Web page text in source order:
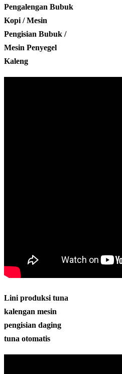
Pengalengan Bubuk
Kopi / Mesin
Pengisian Bubuk /
Mesin Penyegel
Kaleng
Lini produksi tuna
kalengan mesin
pengisian daging
tuna otomatis